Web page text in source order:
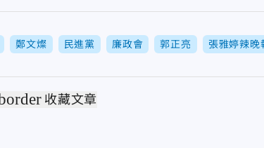
鄭文燦 民進黨 廉政會 郭正亮 張雅婷辣晚
收藏文章